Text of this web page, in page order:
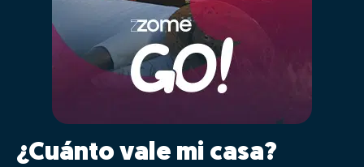
¿Cuánto vale mi casa?